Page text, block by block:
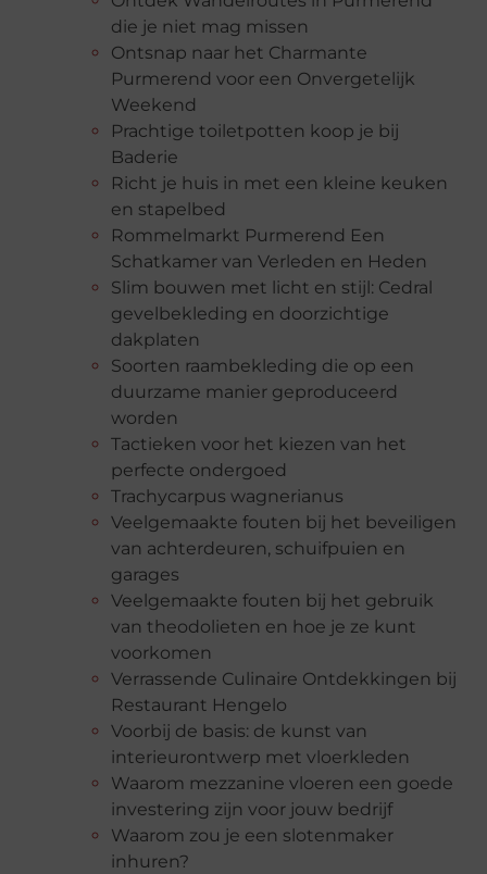
die je niet mag missen
Ontsnap naar het Charmante
Purmerend voor een Onvergetelijk
Weekend
Prachtige toiletpotten koop je bij
Baderie
Richt je huis in met een kleine keuken
en stapelbed
Rommelmarkt Purmerend Een
Schatkamer van Verleden en Heden
Slim bouwen met licht en stijl: Cedral
gevelbekleding en doorzichtige
dakplaten
Soorten raambekleding die op een
duurzame manier geproduceerd
worden
Tactieken voor het kiezen van het
perfecte ondergoed
Trachycarpus wagnerianus
Veelgemaakte fouten bij het beveiligen
van achterdeuren, schuifpuien en
garages
Veelgemaakte fouten bij het gebruik
van theodolieten en hoe je ze kunt
voorkomen
Verrassende Culinaire Ontdekkingen bij
Restaurant Hengelo
Voorbij de basis: de kunst van
interieurontwerp met vloerkleden
Waarom mezzanine vloeren een goede
investering zijn voor jouw bedrijf
Waarom zou je een slotenmaker
inhuren?